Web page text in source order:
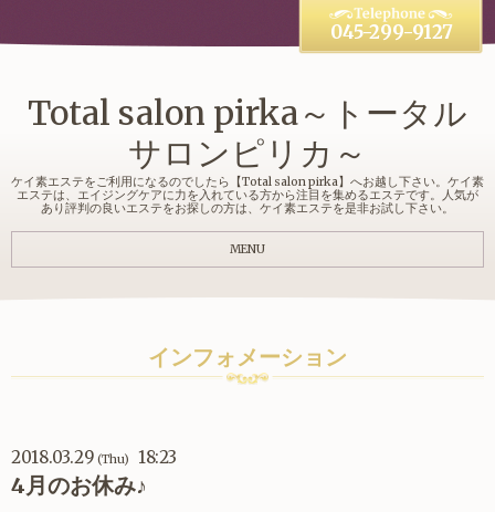
Total salon pirka～トータル
サロンピリカ～
ケイ素エステをご利用になるのでしたら【Total salon pirka】へお越し下さい。ケイ素
エステは、エイジングケアに力を入れている方から注目を集めるエステです。人気が
あり評判の良いエステをお探しの方は、ケイ素エステを是非お試し下さい。
045-299-9127
MENU
インフォメーション
2018.03.29 (Thu) 18:23
4月のお休み♪